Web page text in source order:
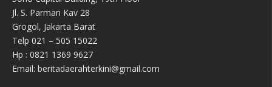
Jl. S. Parman Kav 28
Grogol, Jakarta Barat
Telp 021 – 505 15022
Hp : 0821 1369 9627
Email: beritadaerahterkini@gmail.com